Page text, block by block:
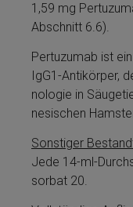
1,59 mg
Abschnitt 6.6).
Per­tu­zu­mab ist
IgG1-Antikörper,
no­lo­gie in
nesischen
Sonstiger
Jede 14-ml-
sor­bat 20.